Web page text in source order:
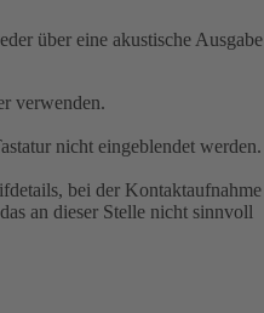
über eine akustische Ausgabe
verwenden.
nicht eingeblendet werden.
bei der Kontaktaufnahme
an dieser Stelle nicht sinnvoll